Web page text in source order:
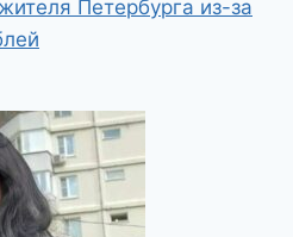
Петербурга из-за